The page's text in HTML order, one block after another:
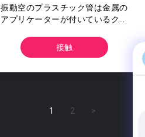
振動空のプラスチック管は金属の
アプリケーターが付いているクリ
接触
1 2 >